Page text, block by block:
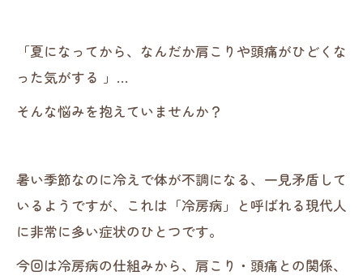
「夏になってから、なんだか肩こりや頭痛がひどくな
った気がする 」…
そんな悩みを抱えていませんか？
暑い季節なのに冷えで体が不調になる、一見矛盾して
いるようですが、これは「冷房病」と呼ばれる現代人
に非常に多い症状のひとつです。
今回は冷房病の仕組みから、肩こり・頭痛との関係、